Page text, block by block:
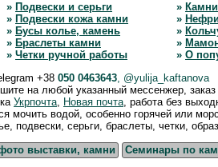
» Подвески и серьги
» Подвески кожа камни
» Бусы колье, камень
» Браслеты камни
» Четки ручной работы
»
»
»
»
» О
+38 050 0463643 , @yulija_kaftanova
на любой указанный мессенжер, заказ
Укрпочта Новая почта , работа без
водой, особенно горячей или
подвески, серьги, браслеты, четки,
выставки, камни Семинары по